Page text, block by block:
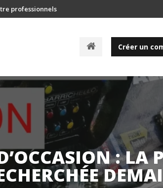
professionnels
A
u
l
Créer un
: LA